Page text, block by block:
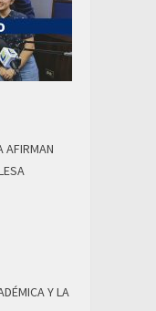
AFIRMAN
Y LA